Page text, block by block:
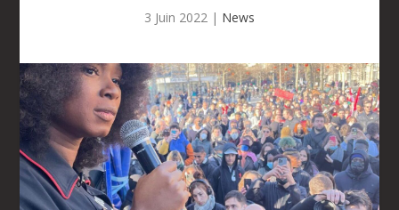
3 Juin 2022 | News